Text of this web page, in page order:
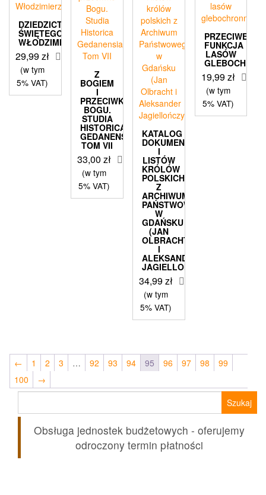
DZIEDZICTWO
ŚWIĘTEGO
WŁODZIMIERZA
29,99zł
(w tym
5% VAT)
Z
BOGIEM
I
PRZECIWKO
BOGU.
STUDIA
HISTORICA
GEDANENSIA.
TOM VII
33,00zł
(w tym
5% VAT)
KATALOG
DOKUMENTÓW
I
LISTÓW
KRÓLÓW
POLSKICH
Z
ARCHIWUM
PAŃSTWOWEGO
W
GDAŃSKU
(JAN
OLBRACHT
I
ALEKSANDER
JAGIELLOŃCZYK)
34,99zł
(w tym
5% VAT)
FUNKCJA
LASÓW
19,99zł
(w tym
5% VAT)
← 1 2 3 … 92 93 94 95 96 97 98
99
100
→
Obsługa jednostek budżetowych - oferujemy
odroczony termin płatności